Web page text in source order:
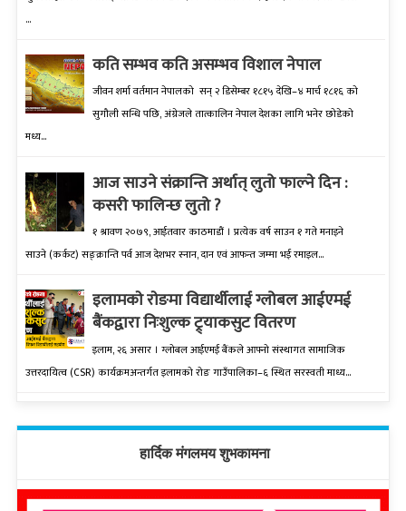
...
कति सम्भव कति असम्भव विशाल नेपाल
जीवन शर्मा वर्तमान नेपालको सन् २ डिसेम्बर १८१५ देखि–४ मार्च १८१६ को
सुगौली सन्धि पछि, अंग्रेजले तात्कालिन नेपाल देशका लागि भनेर छोडेको
मध्य...
आज साउने संक्रान्ति अर्थात् लुतो फाल्ने दिन :
कसरी फालिन्छ लुतो ?
१ श्रावण २०७९, आईतवार काठमाडौं । प्रत्येक वर्ष साउन १ गते मनाइने
साउने (कर्कट) सङ्क्रान्ति पर्व आज देशभर स्नान, दान एवं आफन्त जम्मा भई रमाइल...
इलामकाे राेङमा विद्यार्थीलाई ग्लोबल आईएमई
बैंकद्वारा निःशुल्क ट्र्याकसुट वितरण
इलाम, २६ असार । ग्लोबल आईएमई बैंकले आफ्नो संस्थागत सामाजिक
उत्तरदायित्व (CSR) कार्यक्रमअन्तर्गत इलामको रोङ गाउँपालिका–६ स्थित सरस्वती माध्य...
हार्दिक मंगलमय शुभकामना